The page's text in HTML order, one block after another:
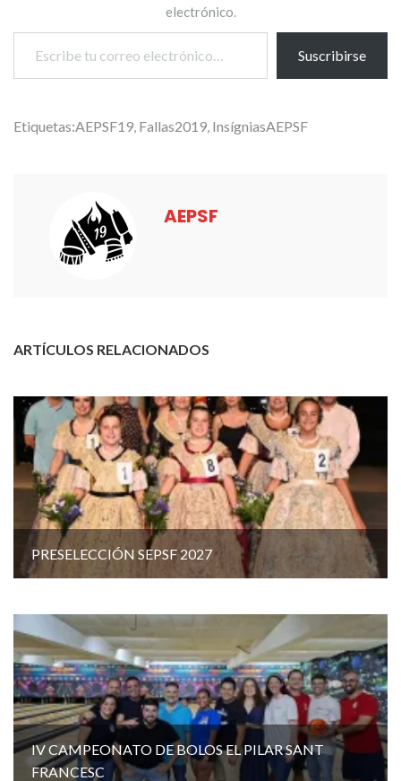
electrónico.
Escribe tu correo electrónico…
Suscribirse
Etiquetas:AEPSF19 Fallas2019 InsígniasAEPSF
AEPSF
ARTÍCULOS RELACIONADOS
PRESELECCIÓN SEPSF 2027
IV CAMPEONATO DE BOLOS EL PILAR SANT
FRANCESC